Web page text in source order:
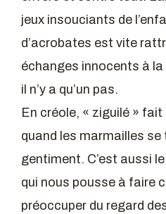
jeux insouciants de
d’acrobates est vite
échanges innocents à
il n’y a qu’un pas.
En créole, « ziguilé » fait
quand les marmailles se
gentiment. C’est aussi
qui nous pousse à faire
préoccuper du regard